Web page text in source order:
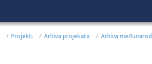
Projekti Arhiva projekata Arhiva